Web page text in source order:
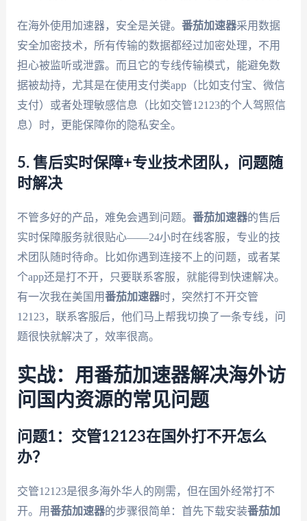
在海外使用加速器，安全是关键。 番茄加速器采用数据
安全加密技术，所有传输的数据都经过加密处理，不用
担心被监听或泄露。而且它的专线传输模式，能避免数
据被劫持，尤其是在使用支付类app（比如支付宝、微信
支付）或者处理敏感信息（比如交管12123的个人驾照信
息）时，更能保障你的隐私安全。
5. 售后实时保障+专业技术团队，问题随
时解决
不管多好的产品，难免会遇到问题。 番茄加速器的售后
实时保障服务就很贴心——24小时在线客服，专业的技
术团队随时待命。比如你遇到连接不上的问题，或者某
个app还是打不开，只要联系客服，就能得到快速解决。
有一次我在美国用番茄加速器时，突然打不开交管
12123，联系客服后，他们马上帮我切换了一条专线，问
题很快就解决了，效率很高。
实战：用番茄加速器解决海外访
问国内资源的常见问题
问题1：交管12123在国外打不开怎么
办？
交管12123是很多海外华人的刚需，但在国外经常打不
开。用番茄加速器的步骤很简单：首先下载安装番茄加